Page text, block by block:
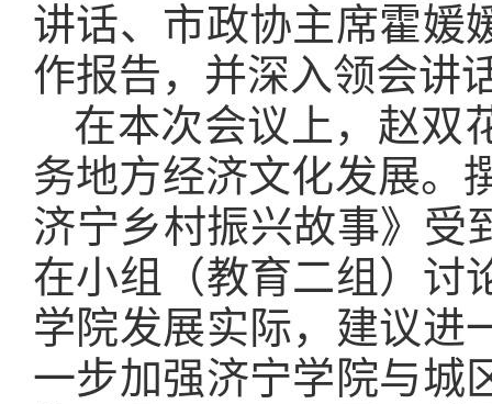
讲话、市政协主席霍媛
作报告，并深入领会讲
在本次会议上，赵双
务地方经济文化发展。
济宁乡村振兴故事》受
在小组（教育二组）讨
学院发展实际，建议进
一步加强济宁学院与城